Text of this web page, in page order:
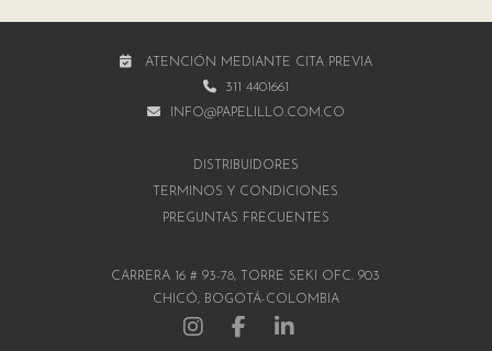
ATENCIÓN MEDIANTE CITA PREVIA
311 4401661
INFO@PAPELILLO.COM.CO
DISTRIBUIDORES
TÉRMINOS Y CONDICIONES
PREGUNTAS FRECUENTES
CARRERA 16 # 93-78, TORRE SEKI OFC. 903
CHICÓ, BOGOTÁ-COLOMBIA